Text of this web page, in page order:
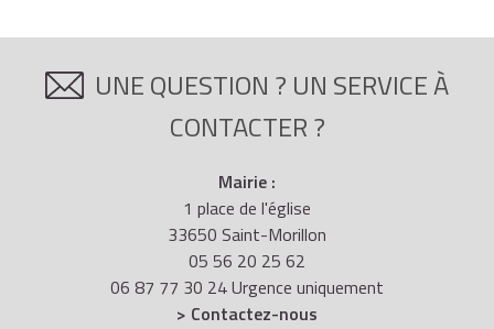
UNE QUESTION ? UN SERVICE À
CONTACTER ?
Mairie :
1 place de l'église
33650 Saint-Morillon
05 56 20 25 62
06 87 77 30 24 Urgence uniquement
> Contactez-nous